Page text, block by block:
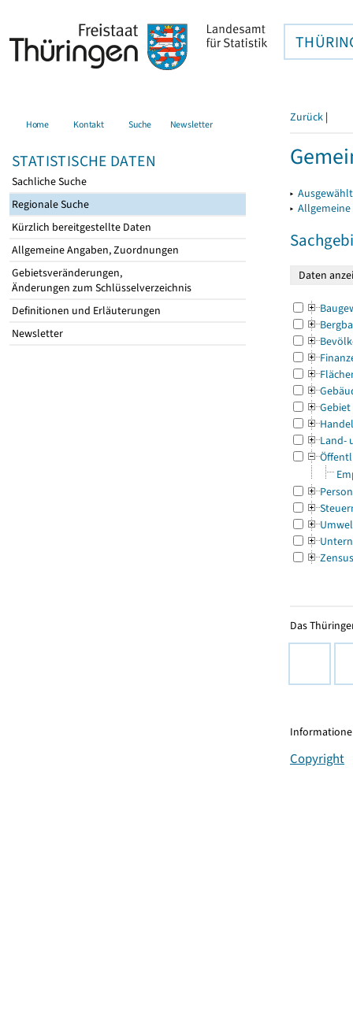
Home Kontakt Suche Newsletter
STATISTISCHE DATEN
Sachliche Suche
Regionale Suche
Kürzlich bereitgestellte Daten
Allgemeine Angaben, Zuordnungen
Gebietsveränderungen,
Änderungen zum Schlüsselverzeichnis
Definitionen und Erläuterungen
Newsletter
Zurück |
▸
▸
Gebiet
Land-
Zensus
Das
Copyright